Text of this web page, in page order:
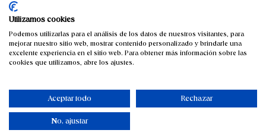
Utilizamos cookies
Podemos utilizarlas para el análisis de los datos de nuestros visitantes, para
mejorar nuestro sitio web, mostrar contenido personalizado y brindarle una
excelente experiencia en el sitio web. Para obtener más información sobre las
cookies que utilizamos, abre los ajustes.
Aceptar todo Rechazar
No, ajustar